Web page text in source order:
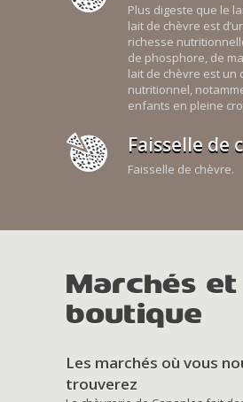
Plus digeste que le
lait de chèvre est
richesse
de phosphore, de
lait de chèvre est un
nutritionnel,
enfants en pleine
Faisselle de
Faisselle de chèvre.
Marchés et
boutique
Les marchés où vous
trouverez